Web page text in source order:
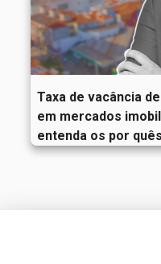
Taxa de vacância
em mercados
entenda os por quês